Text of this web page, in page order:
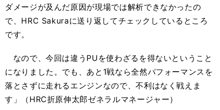
ダメージが及んだ原因が現場では解析できなかったの
で、HRC Sakuraに送り返してチェックしているところ
です。
なので、今回は違うPUを使わざるを得ないということ
になりました。でも、あと1戦なら全然パフォーマンスを
落とさずに走れるエンジンなので、不利はなく戦えま
す」（HRC折原伸太郎ゼネラルマネージャー）